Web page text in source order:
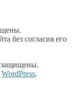
без согласия его
защищены.
WordPress.